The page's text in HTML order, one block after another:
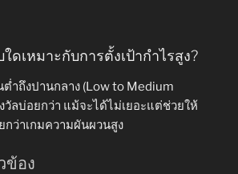
ดเหมาะกับการตั้งเป้ากำไรสูง?
ำถึงปานกลาง (Low to Medium
วัลบ่อยกว่า แม้จะได้ไม่เยอะแต่ช่วยให้
กว่าเกมความผันผวนสูง
ข้อง